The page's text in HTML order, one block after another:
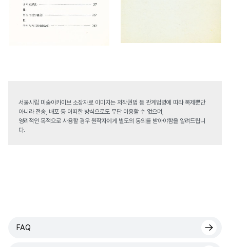
서울시립 미술아카이브 소장자료 이미지는 저작권법 등 관계법령에 따라 복제뿐만
아니라 전송, 배포 등 어떠한 방식으로도 무단 이용할 수 없으며,
영리적인 목적으로 사용할 경우 원작자에게 별도의 동의를 받아야함을 알려드립니
다.
FAQ